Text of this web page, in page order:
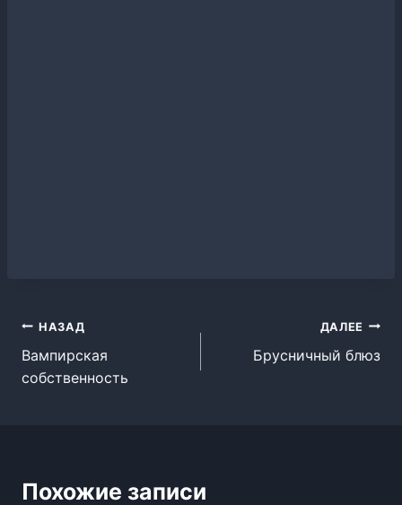
Навигация
по
НАЗАД
Вампирская
собственность
ДАЛЕЕ
Брусничный блюз
Похожие записи